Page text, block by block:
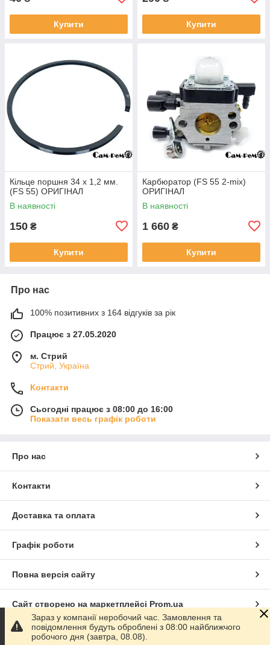
Купити Купити
Кільце поршня 34 х 1,2 мм.
(FS 55) ОРИГІНАЛ
В наявності
150 ₴
Купити
Карбюратор (FS 55 2-mix)
ОРИГІНАЛ
В наявності
1 660 ₴
Купити
Про нас
100% позитивних з 164 відгуків за рік
Працює з 27.05.2020
м. Стрий
Стрий, Україна
Контакти
Сьогодні працює з 08:00 до 16:00
Показати весь графік роботи
Про нас
Контакти
Доставка та оплата
Графік роботи
Повна версія сайту
Сайт створено на маркетплейсі Prom.ua
Політика конфіденційності
Зараз у компанії неробочий час. Замовлення та
повідомлення будуть оброблені з 08:00 найближчого
робочого дня (завтра, 08.08).